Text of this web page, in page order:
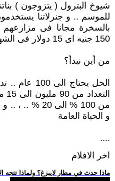
للموسم .. و جنرلاتنا
بالسخرة مجانا فى
150 جنيه اى 15 دولار فى الشهر ) ...
من أين نبدأ؟
الحل يحتاج
من 100 % الى
و الحياة العامة
....
اخر الافلام
.. ماذا حدث في مطار لايبزغ؟ ولماذا تتجه